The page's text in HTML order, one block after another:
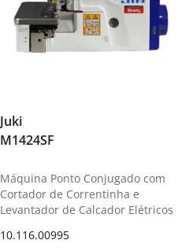
Juki
M1424SF
Máquina Ponto Conjugado com
Cortador de Correntinha e
Levantador de Calcador Elétricos
10.116.00995